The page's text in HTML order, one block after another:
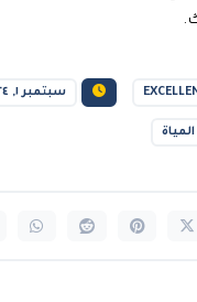
سبتمبر ١, ٢٠٢٤